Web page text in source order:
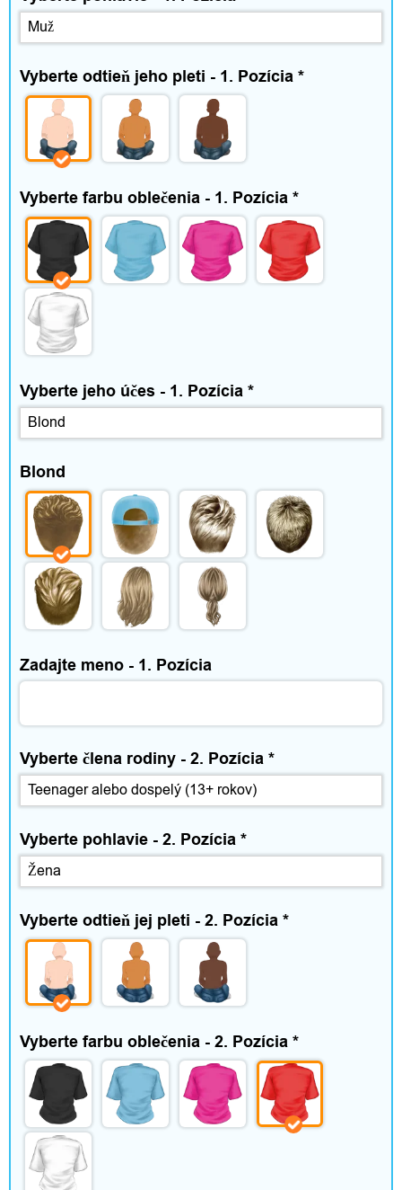
o
s
ť
a
o
ľ
n
ý
č
a
s
R
e
c
e
n
i
e
Vyberte odtieň jeho pleti - 1. Pozícia *
Vyberte farbu oblečenia - 1. Pozícia *
Vyberte jeho účes - 1. Pozícia *
Blond
Zadajte meno - 1. Pozícia
Vyberte člena rodiny - 2. Pozícia *
Vyberte pohlavie - 2. Pozícia *
Vyberte odtieň jej pleti - 2. Pozícia *
Vyberte farbu oblečenia - 2. Pozícia *